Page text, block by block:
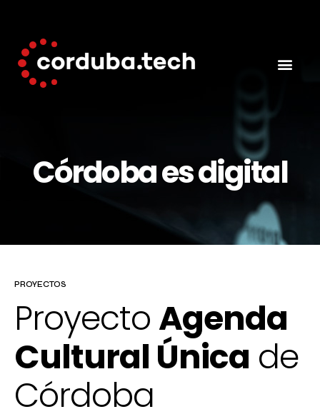
Córdoba es digital
PROYECTOS
ProyectoAgenda
Cultural Única de
Córdoba